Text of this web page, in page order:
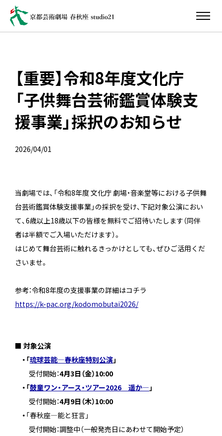
【重要】令和8年度文化庁
「子供舞台芸術鑑賞体験支
援事業」採択のお知らせ
2026/04/01
当劇場では、「令和8年度 文化庁 劇場・音楽堂等における子供舞
台芸術鑑賞体験支援事業」の採択を受け、下記対象公演におい
て、6歳以上18歳以下の皆様を無料でご招待いたします（同伴
者は半額でご入場いただけます）。
はじめて舞台芸術に触れるきっかけとしても、ぜひご活用くだ
さいませ。
参考：令和8年度の支援事業の詳細はコチラ
https://k-pac.org/kodomobutai2026/
■ 対象公演
・「琉球芸能―春秋座特別公演」
受付開始：4月3日（金）10:00
・「鼓童ワン・アース・ツアー2026 遥か― 」
受付開始：4月9日（木）10:00
・ 「春秋座―能と狂言」
受付開始：調整中（一般発売日にあわせて開始予定）